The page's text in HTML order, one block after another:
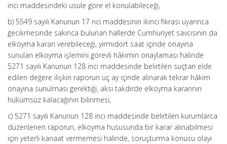
inci maddesindeki usule göre el konulabileceği,
b) 5549 sayılı Kanunun 17 nci maddesinin ikinci fıkrası uyarınca
gecikmesinde sakınca bulunan hallerde Cumhuriyet savcısının da
elkoyma kararı verebileceği, yirmidört saat içinde onayına
sunulan elkoyma işlemini görevli hâkimin onaylaması halinde
5271 sayılı Kanunun 128 inci maddesinde belirtilen suçtan elde
edilen değere ilişkin raporun üç ay içinde alınarak tekrar hâkim
onayına sunulması gerektiği, aksi takdirde elkoyma kararının
hükümsüz kalacağının bilinmesi,
c) 5271 sayılı Kanunun 128 inci maddesinde belirtilen kurumlarca
düzenlenen raporun, elkoyma hususunda bir karar alınabilmesi
için yeterli kanaat vermemesi halinde, soruşturma konusu olayı